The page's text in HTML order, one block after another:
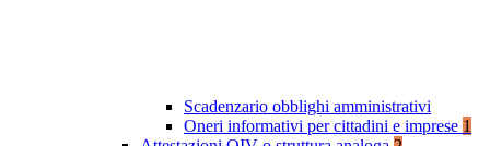
Scadenzario obblighi amministrativi
Oneri informativi per cittadini e imprese 1